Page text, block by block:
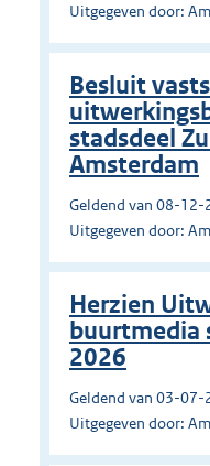
Uitgegeven door:
Besluit
stadsdeel
Amsterdam
Geldend van 08-
Uitgegeven door:
Herzien
buurtmedia
2026
Geldend van 03-
Uitgegeven door: